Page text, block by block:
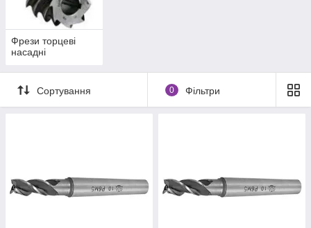
Фрези торцеві
насадні
Сортування 0 Фільтри